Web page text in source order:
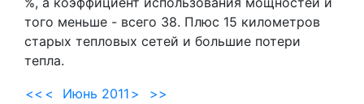
того меньше - всего 38. Плюс 15 километров
старых тепловых сетей и большие потери
тепла.
<< < Июнь 2011 >
>>